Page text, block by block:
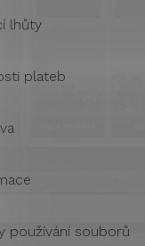
lhůty
plateb
používání souborů